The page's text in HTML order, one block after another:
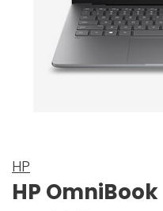
HP
HP OmniBook